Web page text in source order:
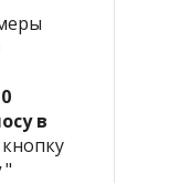
в
"